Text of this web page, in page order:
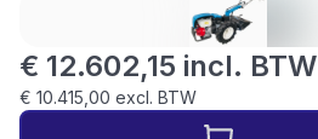
€ 12.602,15 incl. BTW
€ 10.415,00 excl. BTW